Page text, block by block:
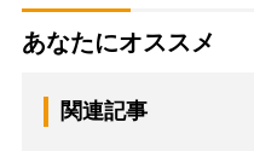
あなたにオススメ
関連記事